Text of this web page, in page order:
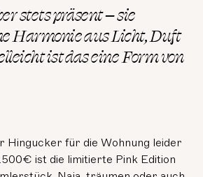
stets präsent – sie
Harmonie aus Licht, Duft
ist das eine Form von
Hingucker für die Wohnung leider
ist die limitierte Pink Edition